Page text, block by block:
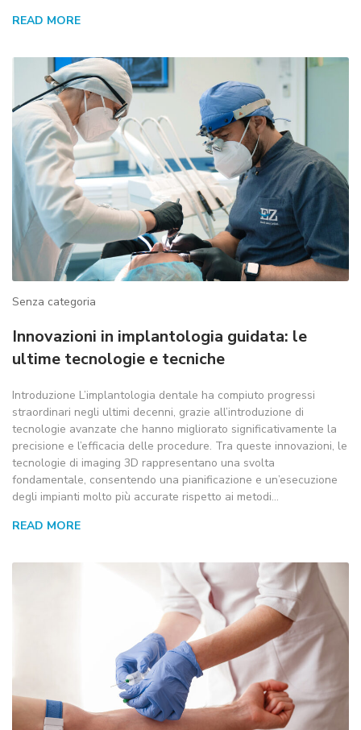
READ MORE
Senza categoria
Innovazioni in implantologia guidata: le
ultime tecnologie e tecniche
Introduzione L’implantologia dentale ha compiuto progressi
straordinari negli ultimi decenni, grazie all’introduzione di
tecnologie avanzate che hanno migliorato significativamente la
precisione e l’efficacia delle procedure. Tra queste innovazioni, le
tecnologie di imaging 3D rappresentano una svolta
fondamentale, consentendo una pianificazione e un’esecuzione
degli impianti molto più accurate rispetto ai metodi…
READ MORE